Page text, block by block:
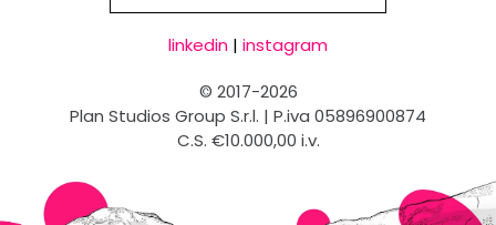
linkedin | instagram
© 2017-2026
Plan Studios Group S.r.l. | P.iva 05896900874
C.S. €10.000,00 i.v.